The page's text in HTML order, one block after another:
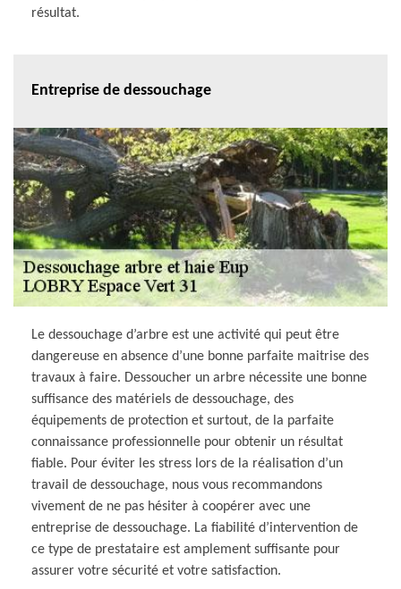
résultat.
Entreprise de dessouchage
Le dessouchage d’arbre est une activité qui peut être
dangereuse en absence d’une bonne parfaite maitrise des
travaux à faire. Dessoucher un arbre nécessite une bonne
suffisance des matériels de dessouchage, des
équipements de protection et surtout, de la parfaite
connaissance professionnelle pour obtenir un résultat
fiable. Pour éviter les stress lors de la réalisation d’un
travail de dessouchage, nous vous recommandons
vivement de ne pas hésiter à coopérer avec une
entreprise de dessouchage. La fiabilité d’intervention de
ce type de prestataire est amplement suffisante pour
assurer votre sécurité et votre satisfaction.